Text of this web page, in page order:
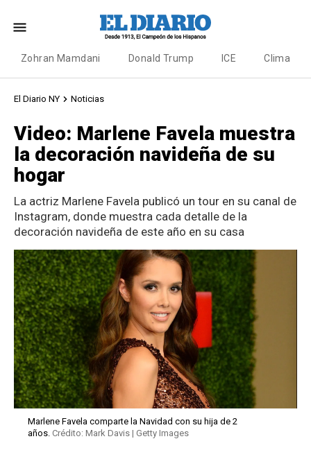
Zohran Mamdani Donald Trump ICE Clima
El Diario NY Noticias
Video: Marlene Favela muestra
la decoración navideña de su
hogar
La actriz Marlene Favela publicó un tour en su canal de
Instagram, donde muestra cada detalle de la
decoración navideña de este año en su casa
Marlene Favela comparte la Navidad con su hija de 2
años. Crédito: Mark Davis | Getty Images